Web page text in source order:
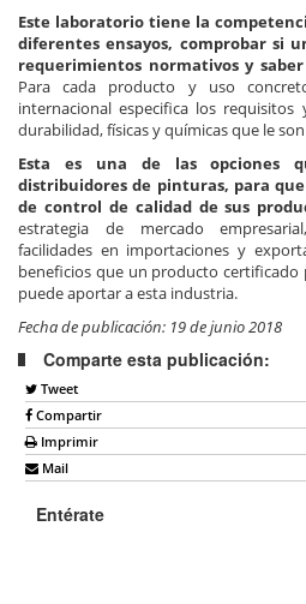
Este laboratorio tiene la
diferentes ensayos, comprobar si
requerimientos normativos y
Para cada producto y uso
internacional especifica los requisitos
durabilidad, físicas y químicas que le
Esta es una de las opciones
distribuidores de pinturas, para
de control de calidad de sus
estrategia de mercado
facilidades en importaciones y
beneficios que un producto
puede aportar a esta industria.
Fecha de publicación: 19 de junio 2018
Comparte esta publicación:
Tweet
Compartir
Imprimir
Mail
Entérate